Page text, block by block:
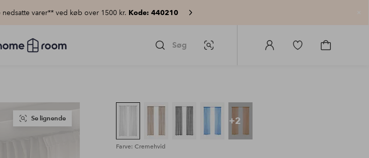
varer** ved køb over 1500 kr. Kode: 440210
Søg Billedsøgning
Log
Gå
Gå
Se lignende +2
Farve: Cremehvid